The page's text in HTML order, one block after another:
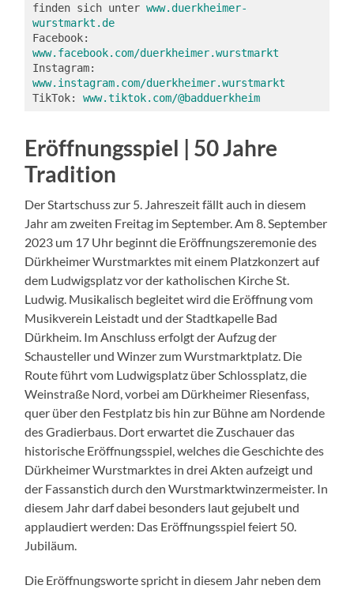
finden sich unter www.duerkheimer-
wurstmarkt.de
www.facebook.com/duerkheimer.wurstmarkt
www.instagram.com/duerkheimer.wurstmarkt
TikTok: www.tiktok.com/@badduerkheim
Eröffnungsspiel | 50 Jahre
Tradition
Der Startschuss zur 5. Jahreszeit fällt auch in diesem
Jahr am zweiten Freitag im September. Am 8. September
2023 um 17 Uhr beginnt die Eröffnungszeremonie des
Dürkheimer Wurstmarktes mit einem Platzkonzert auf
dem Ludwigsplatz vor der katholischen Kirche St.
Ludwig. Musikalisch begleitet wird die Eröffnung vom
Musikverein Leistadt und der Stadtkapelle Bad
Dürkheim. Im Anschluss erfolgt der Aufzug der
Schausteller und Winzer zum Wurstmarktplatz. Die
Route führt vom Ludwigsplatz über Schlossplatz, die
Weinstraße Nord, vorbei am Dürkheimer Riesenfass,
quer über den Festplatz bis hin zur Bühne am Nordende
des Gradierbaus. Dort erwartet die Zuschauer das
historische Eröffnungsspiel, welches die Geschichte des
Dürkheimer Wurstmarktes in drei Akten aufzeigt und
der Fassanstich durch den Wurstmarktwinzermeister. In
diesem Jahr darf dabei besonders laut gejubelt und
applaudiert werden: Das Eröffnungsspiel feiert 50.
Jubiläum.
Die Eröffnungsworte spricht in diesem Jahr neben dem